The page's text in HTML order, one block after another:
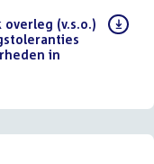
(v.s.o.)
in